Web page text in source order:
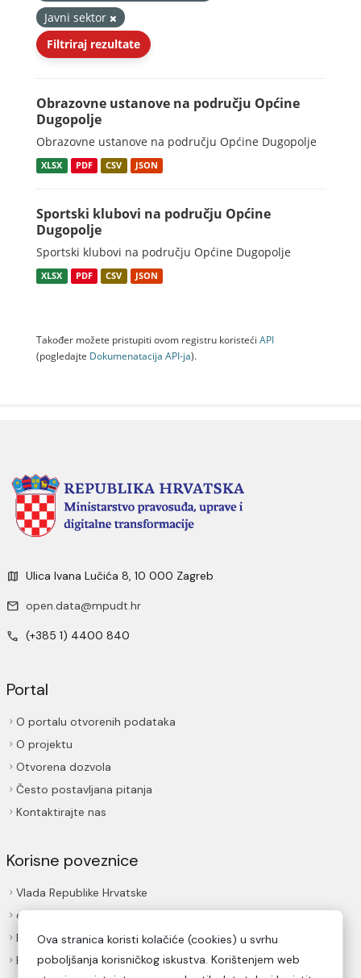
Javni sektor
Filtriraj rezultate
Obrazovne ustanove na području Općine
Dugopolje
Obrazovne ustanove na području Općine Dugopolje
XLSX PDF CSV JSON
Sportski klubovi na području Općine
Dugopolje
Sportski klubovi na području Općine Dugopolje
XLSX PDF CSV JSON
Također možete pristupiti ovom registru koristeći API
(pogledajte Dokumenаtаcijа API-jа).